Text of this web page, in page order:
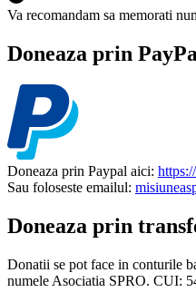
Va recomandam sa memorati
Doneaza prin
Doneaza prin Paypal aici:
Sau foloseste emailul:
Doneaza prin
Donatii se pot face in conturile
numele Asociatia SPRO. CUI: